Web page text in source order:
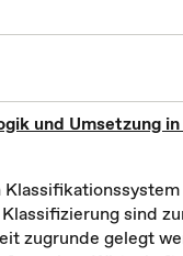
und Umsetzung
sind
zugrunde gelegt